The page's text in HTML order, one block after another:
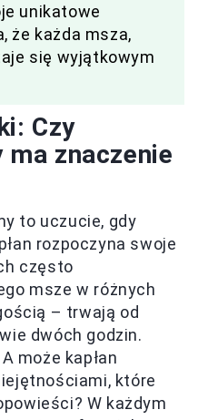
unikatowe
że każda msza,
się wyjątkowym
Czy
znaczenie
to uczucie, gdy
rozpoczyna swoje
często
msze w różnych
– trwają od
dwóch godzin.
może kapłan
które
W każdym